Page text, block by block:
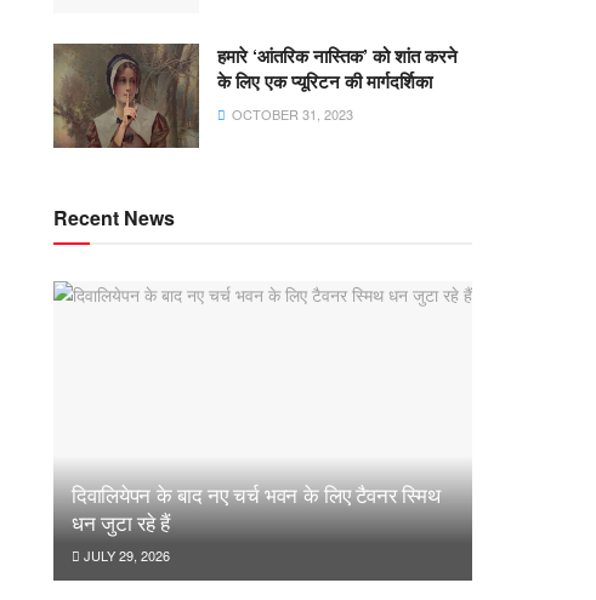
हमारे ‘आंतरिक नास्तिक’ को शांत करने
के लिए एक प्यूरिटन की मार्गदर्शिका
OCTOBER 31, 2023
Recent News
दिवालियेपन के बाद नए चर्च भवन के लिए टैवनर स्मिथ
धन जुटा रहे हैं
JULY 29, 2026